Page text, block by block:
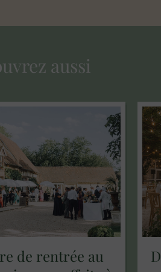
aussi
de rentrée au